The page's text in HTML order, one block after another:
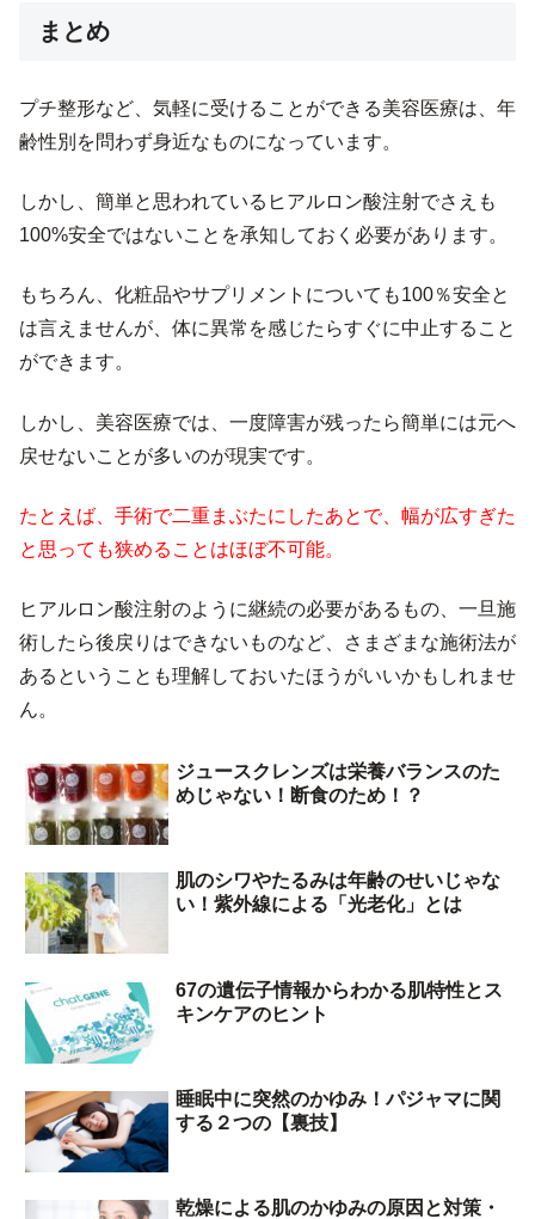
まとめ
プチ整形など、気軽に受けることができる美容医療は、年
齢性別を問わず身近なものになっています。
しかし、簡単と思われているヒアルロン酸注射でさえも
100%安全ではないことを承知しておく必要があります。
もちろん、化粧品やサプリメントについても100％安全と
は言えませんが、体に異常を感じたらすぐに中止すること
ができます。
しかし、美容医療では、一度障害が残ったら簡単には元へ
戻せないことが多いのが現実です。
たとえば、手術で二重まぶたにしたあとで、幅が広すぎた
と思っても狭めることはほぼ不可能。
ヒアルロン酸注射のように継続の必要があるもの、一旦施
術したら後戻りはできないものなど、さまざまな施術法が
あるということも理解しておいたほうがいいかもしれませ
ん。
ジュースクレンズは栄養バランスのた
めじゃない！断食のため！？
肌のシワやたるみは年齢のせいじゃな
い！紫外線による「光老化」とは
67の遺伝子情報からわかる肌特性とス
キンケアのヒント
睡眠中に突然のかゆみ！パジャマに関
する２つの【裏技】
乾燥による肌のかゆみの原因と対策・